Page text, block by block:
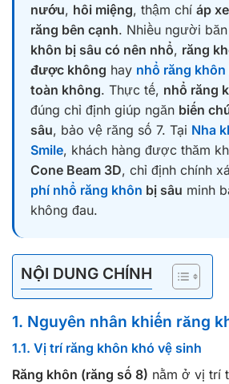
nướu, hôi miệng, thậm chí áp xe
răng bên cạnh. Nhiều người
khôn bị sâu có nên nhổ, răng
được không hay nhổ răng khôn
toàn không. Thực tế, nhổ răng
đúng chỉ định giúp ngăn biến
sâu, bảo vệ răng số 7. Tại Nha
Smile, khách hàng được thăm
Cone Beam 3D, chỉ định chính
phí nhổ răng khôn bị sâu minh
không đau.
NỘI DUNG CHÍNH
1. Nguyên nhân khiến răng
1.1. Vị trí răng khôn khó vệ sinh
Răng khôn (răng số 8) nằm ở vị trí